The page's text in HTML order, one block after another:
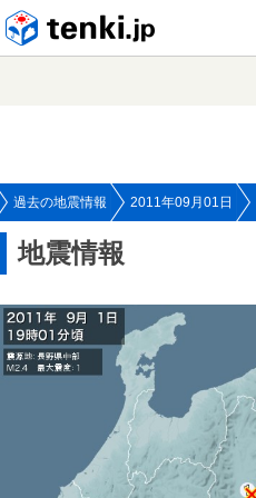
過去の地震情報 2011年09月01日
地震情報